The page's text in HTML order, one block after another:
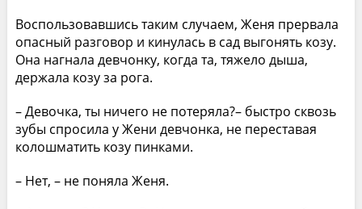
Воспользовавшись таким случаем, Женя прервала
опасный разговор и кинулась в сад выгонять козу.
Она нагнала девчонку, когда та, тяжело дыша,
держала козу за рога.
– Девочка, ты ничего не потеряла?– быстро сквозь
зубы спросила у Жени девчонка, не переставая
колошматить козу пинками.
– Нет, – не поняла Женя.